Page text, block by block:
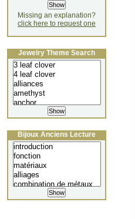
Missing an explanation?
click here to request one
Jewelry Theme Search
Bijoux Anciens Lecture